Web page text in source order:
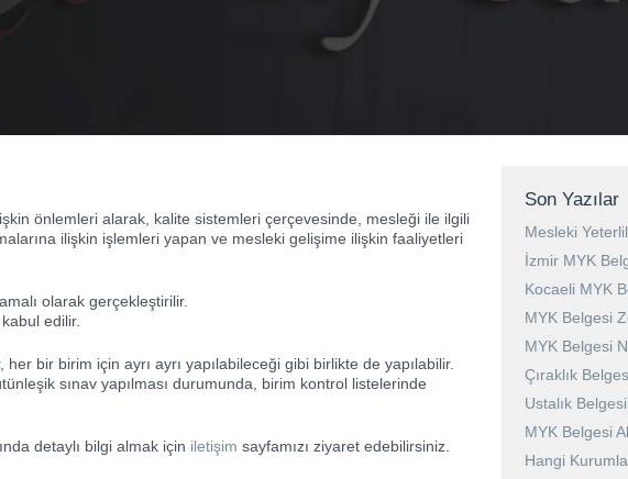
önlemleri alarak, kalite sistemleri çerçevesinde, mesleği ile ilgili
ilişkin işlemleri yapan ve mesleki gelişime ilişkin faaliyetleri
olarak gerçekleştirilir.
edilir.
bir birim için ayrı ayrı yapılabileceği gibi birlikte de yapılabilir.
sınav yapılması durumunda, birim kontrol listelerinde
detaylı bilgi almak için iletişim sayfamızı ziyaret edebilirsiniz.
Son Yazılar
Mesleki
İzmir MYK
Kocaeli MYK
MYK Belgesi
MYK Belgesi
Çıraklık
Ustalık
MYK Belgesi
Hangi